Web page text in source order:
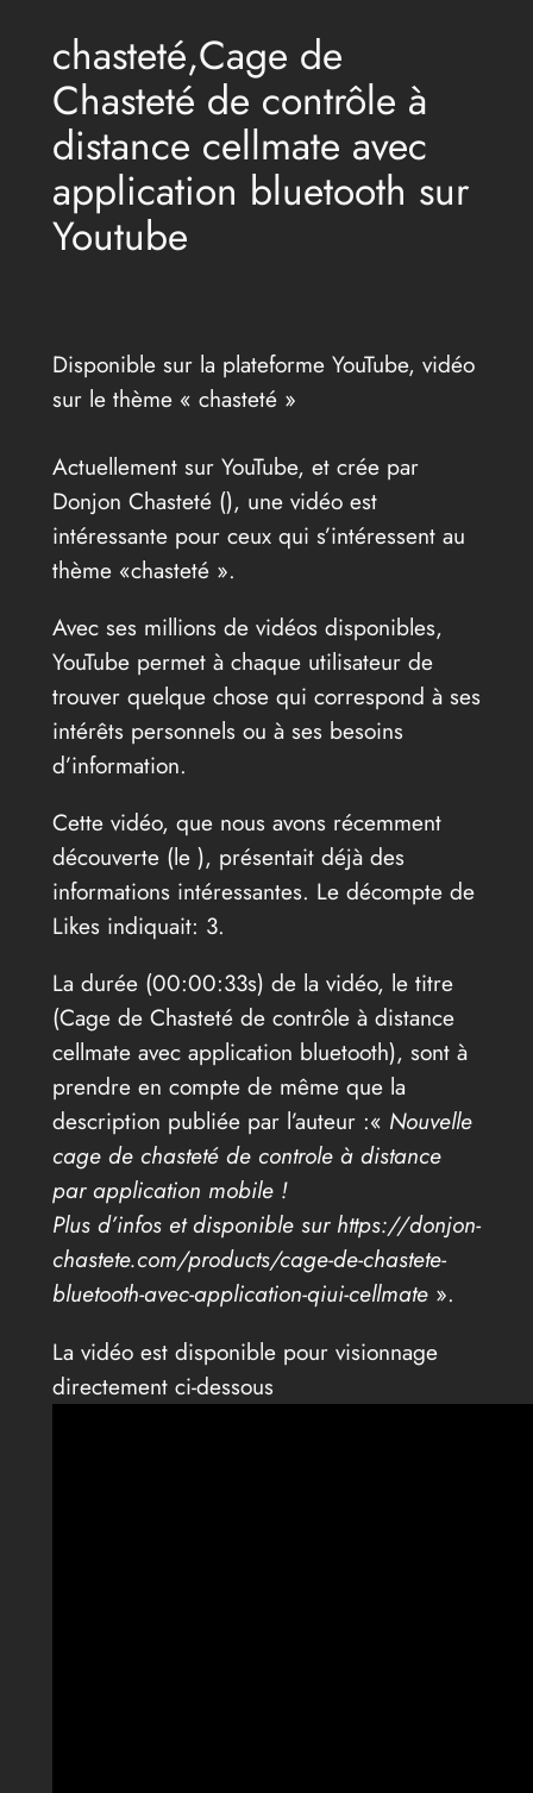
chasteté,Cage de
Chasteté de contrôle à
distance cellmate avec
application bluetooth sur
Youtube
Disponible sur la plateforme YouTube, vidéo
sur le thème « chasteté »
Actuellement sur YouTube, et crée par
Donjon Chasteté (), une vidéo est
intéressante pour ceux qui s’intéressent au
thème «chasteté ».
Avec ses millions de vidéos disponibles,
YouTube permet à chaque utilisateur de
trouver quelque chose qui correspond à ses
intérêts personnels ou à ses besoins
d’information.
Cette vidéo, que nous avons récemment
découverte (le ), présentait déjà des
informations intéressantes. Le décompte de
Likes indiquait: 3.
La durée (00:00:33s) de la vidéo, le titre
(Cage de Chasteté de contrôle à distance
cellmate avec application bluetooth), sont à
prendre en compte de même que la
description publiée par l’auteur :« Nouvelle
cage de chasteté de controle à distance
par application mobile !
Plus d’infos et disponible sur https://donjon-
chastete.com/products/cage-de-chastete-
bluetooth-avec-application-qiui-cellmate ».
La vidéo est disponible pour visionnage
directement ci-dessous